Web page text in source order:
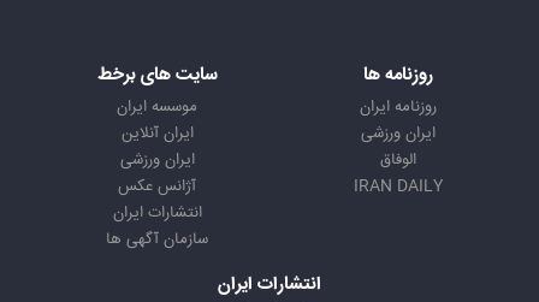
روزنامه ها
روزنامه ایران
ایران ورزشی
الوفاق
IRAN DAILY
سایت های برخط
موسسه ایران
ایران آنلاین
ایران ورزشی
آژانس عکس
انتشارات ایران
سازمان آگهی ها
انتشارات ایران